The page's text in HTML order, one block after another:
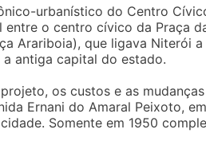
urbanístico do Centro
o centro cívico da Praça
Arariboia), que ligava Niterói
antiga capital do estado.
os custos e as
Ernani do Amaral Peixoto,
Somente em 1950